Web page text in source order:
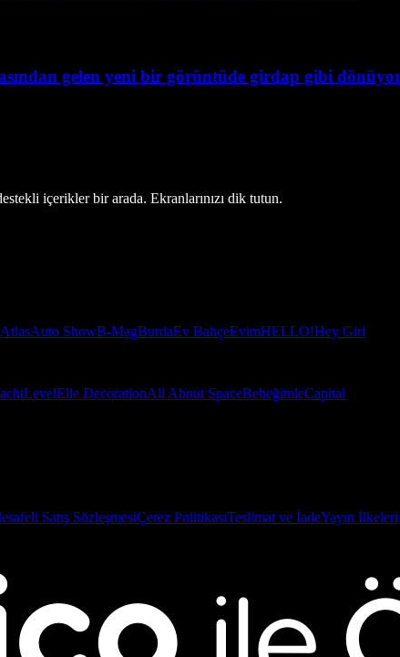
gelen yeni bir görüntüde girdap gibi
içerikler bir arada. Ekranlarınızı dik tutun.
AtlasAuto ShowB-MagBurdaEv BahçeEvimHELLO!Hey Girl
LevelElle DecorationAll About SpaceBebeğimleCapital
Satış SözleşmesiÇerez PolitikasıTeslimat ve İadeYayın İlkeleri